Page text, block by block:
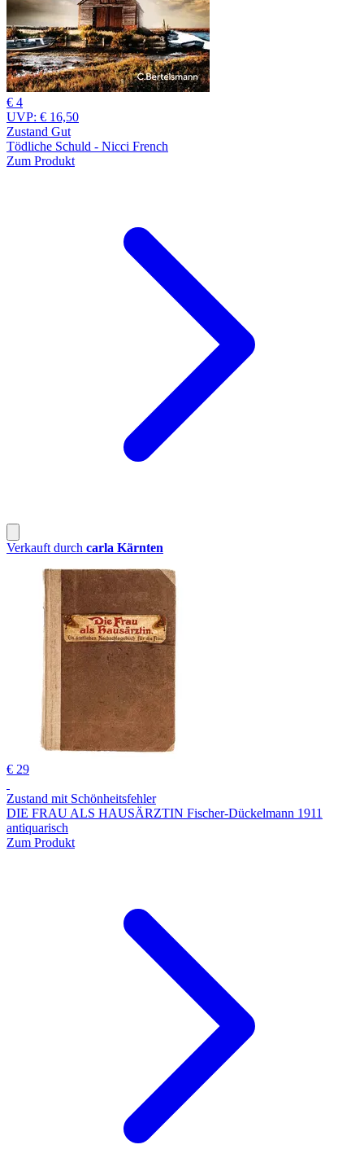
€ 4
UVP: € 16,50
Zustand Gut
Tödliche Schuld - Nicci French
Zum Produkt
Verkauft durch carla Kärnten
€ 29
Zustand mit Schönheitsfehler
DIE FRAU ALS HAUSÄRZTIN Fischer-Dückelmann 1911
antiquarisch
Zum Produkt